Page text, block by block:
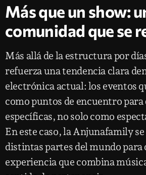
Más que un show:
comunidad que se
Más allá de la estructura por
refuerza una tendencia clara
electrónica actual: los eventos
como puntos de encuentro
específicas, no solo como
En este caso, la Anjunafamily
distintas partes del mundo
experiencia que combina